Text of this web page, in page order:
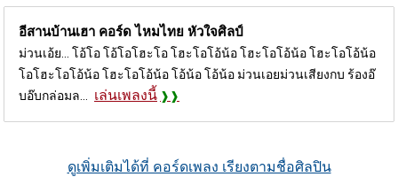
อีสานบ้านเฮา คอร์ด ไหมไทย หัวใจศิลป์
ม่วนเอ้ย... โอ้โอ โอ้โอโฮะโอ โฮะโอโอ้น้อ โฮะโอโอ้น้อ โฮะโอโอ้น้อ
โอโฮะโอโอ้น้อ โฮะโอโอ้น้อ โอ้น้อ โอ้น้อ ม่วนเอยม่วนเสียงกบ ร้องอ๊
บอ๊บกล่อมล... เล่นเพลงนี้
ดูเพิ่มเติมได้ที่ คอร์ดเพลง เรียงตามชื่อศิลปิน